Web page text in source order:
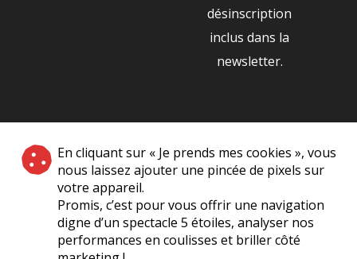
En cliquant sur « Je prends mes cookies », vous
nous laissez ajouter une pincée de pixels sur
votre appareil.
Promis, c’est pour vous offrir une navigation
digne d’un spectacle 5 étoiles, analyser nos
performances en coulisses et briller côté
désinscription
inclus dans la
newsletter.
NOS PARTENAIRES
|